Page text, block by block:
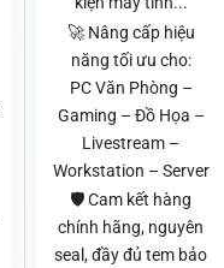
🚀 Nâng cấp hiệu
năng tối ưu cho:
PC Văn Phòng –
Gaming – Đồ Họa –
Livestream –
Workstation – Server
🛡️ Cam kết hàng
chính hãng, nguyên
seal, đầy đủ tem bảo